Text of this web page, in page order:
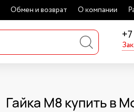
Обмен и возврат О компании
Гайка М8 купить в